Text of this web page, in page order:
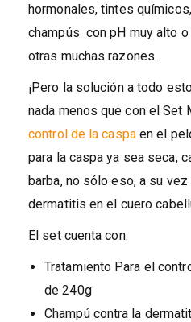
hormonales, tintes
champús con pH muy alto
otras muchas razones.
¡Pero la solución a todo
nada menos que con el Set
control de la caspaen el
para la caspa ya sea seca,
barba, no sólo eso, a su vez
dermatitis en el cuero
El set cuenta con:
Tratamiento Para el
de 240g
Champú contra la